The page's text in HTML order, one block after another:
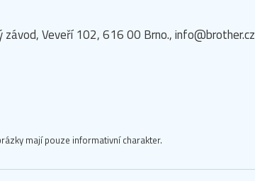
Veveří 102, 616 00 Brno., info@brother.cz
mají pouze informativní charakter.